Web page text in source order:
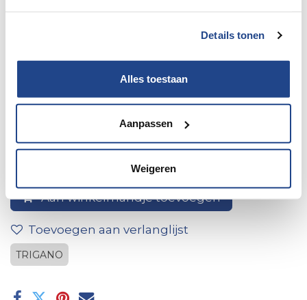
Details tonen
Alles toestaan
Aanpassen
Weigeren
1 licht pl 130 stekkerdoos wit
Aan winkelmandje toevoegen
Toevoegen aan verlanglijst
TRIGANO